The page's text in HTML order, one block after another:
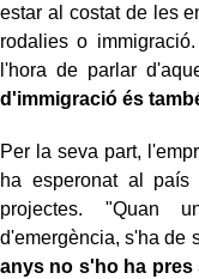
estar al costat de les
rodalies o
l'hora de parlar
d'immigració és
Per la seva part,
ha esperonat al
projectes. "Quan
d'emergència, s'ha de
anys no s'ho ha pres